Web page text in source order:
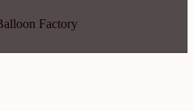
Factory